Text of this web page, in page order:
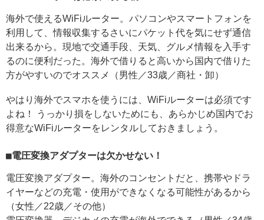
海外で使えるWiFiルーター。パソコンやスマートフォンを
利用して、情報収集するさいにパケット代を気にせず通信
出来るから。現地で交通手段、天気、グルメ情報を入手す
るのに便利だった。海外で借りると高いから国内で借りた
方がやすいのでオススメ（男性／33歳／商社・卸）
やはり海外でスマホを使うには、WiFiルーターは必須です
よね！ うっかり損をしないためにも、あらかじめ国内でお
得意なWiFiルーターをレンタルしておきましょう。
■電圧変換アダプターは欠かせない！
電圧変換アダプター。海外のコンセントだと、携帯やドラ
イヤーなどの充電・使用ができなくなる可能性があるから
（女性／22歳／その他）